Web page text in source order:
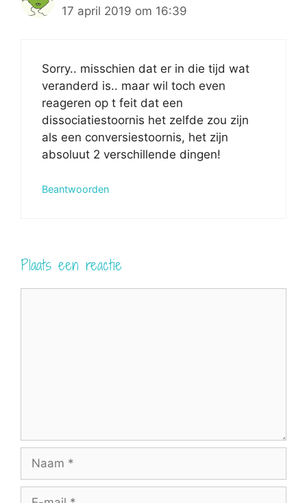
17 april 2019 om 16:39
Sorry.. misschien dat er in die tijd wat
veranderd is.. maar wil toch even
reageren op t feit dat een
dissociatiestoornis het zelfde zou zijn
als een conversiestoornis, het zijn
absoluut 2 verschillende dingen!
Beantwoorden
Plaats een reactie